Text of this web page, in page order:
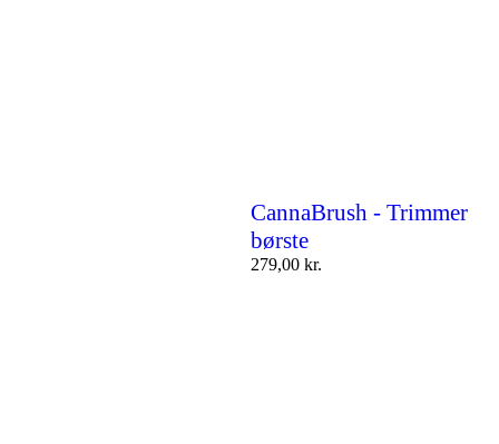
CannaBrush - Trimmer
børste
279,00 kr.